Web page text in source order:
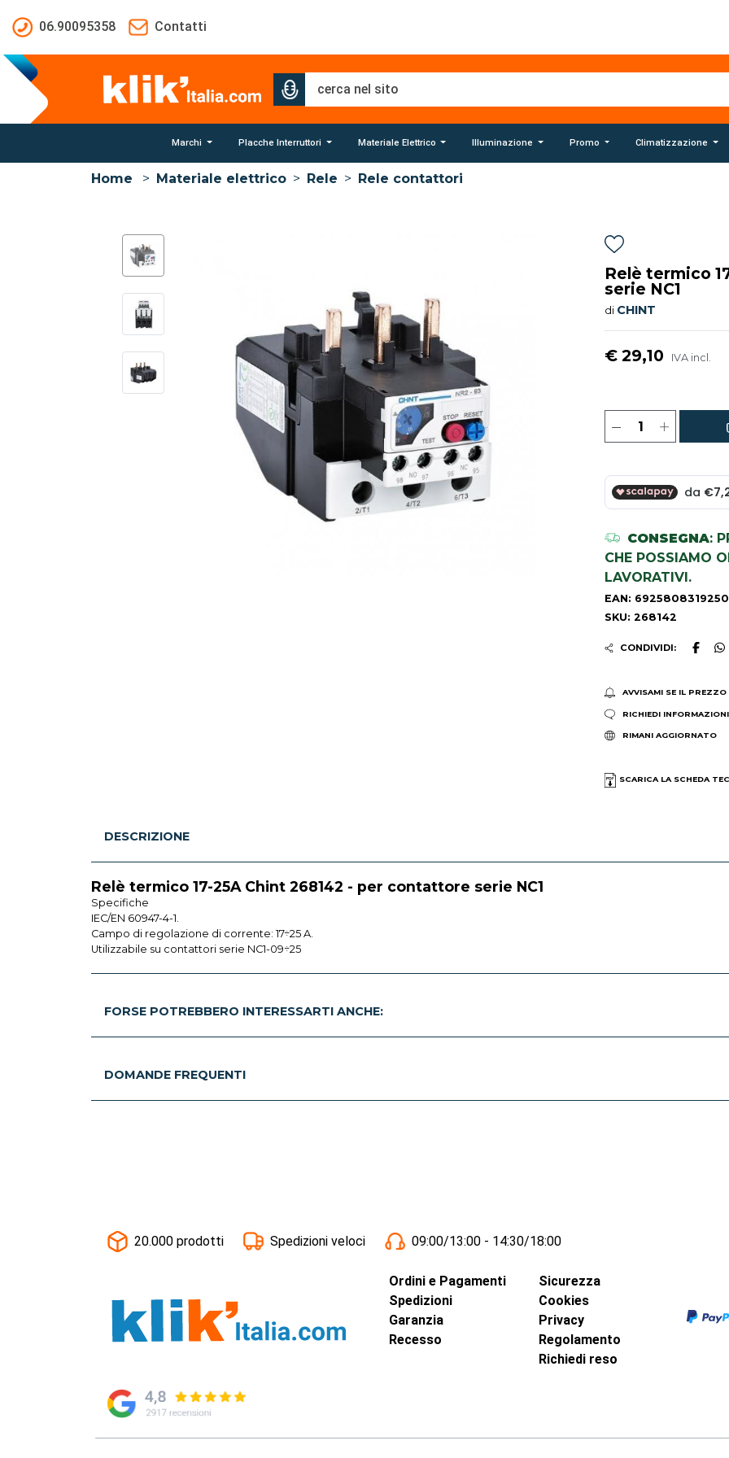
06.90095358
Contatti
Marchi Placche Interruttori Materiale Elettrico Illuminazione Promo Climatizzazione
Home > Materiale elettrico > Rele > Rele contattori
Relè termico
serie NC1
di CHINT
€ 29,10 IVA incl.
CONSEGNA:
CHE POSSIAMO
LAVORATIVI.
EAN: 6925808319250
SKU: 268142
CONDIVIDI:
AVVISAMI SE IL PREZZO
RICHIEDI INFORMAZIONI
RIMANI AGGIORNATO
SCARICA LA SCHEDA
DESCRIZIONE
Relè termico 17-25A Chint 268142 - per contattore serie NC1
Specifiche
IEC/EN 60947-4-1.
Campo di regolazione di corrente: 17÷25 A.
Utilizzabile su contattori serie NC1-09÷25
FORSE POTREBBERO INTERESSARTI ANCHE:
DOMANDE FREQUENTI
20.000 prodotti Spedizioni veloci 09:00/13:00 - 14:30/18:00
Ordini e Pagamenti
Spedizioni
Garanzia
Recesso
Sicurezza
Cookies
Privacy
Regolamento
Richiedi reso